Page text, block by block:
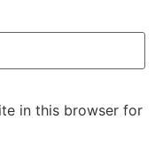
in this browser for